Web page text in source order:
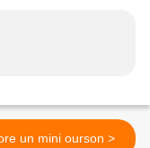
Encore un mini ourson >